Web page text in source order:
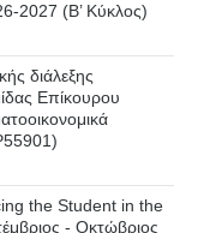
2027 (B’ Kύκλος)
διάλεξης
Επίκουρου
the Student in the
- Οκτώβριος